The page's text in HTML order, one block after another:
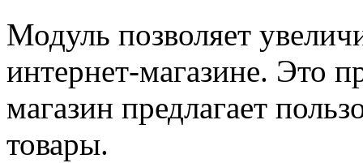
Модуль позволяет
интернет-магазине. Это
магазин предлагает
товары.